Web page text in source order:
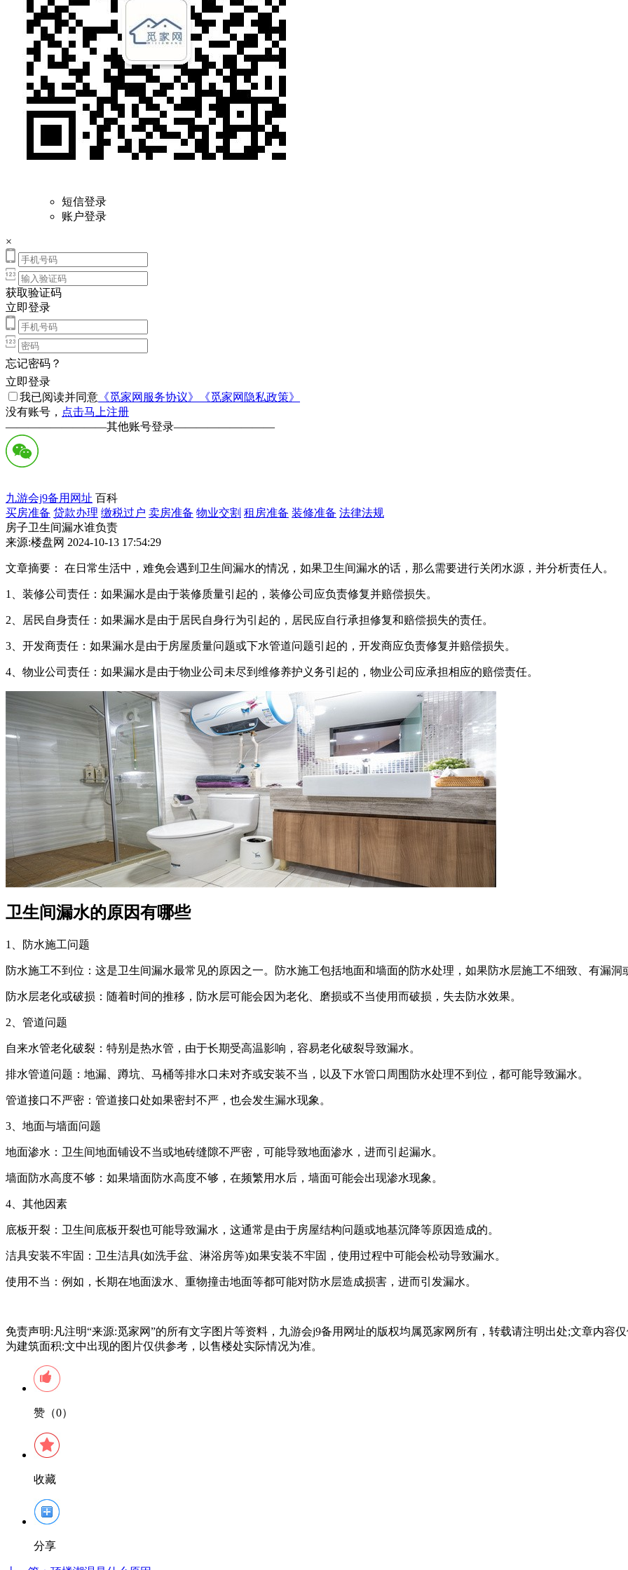
短信登录
账户登录
×
获取验证码
立即登录
忘记密码？
立即登录
我已阅读并同意 《觅家网服务协议》
《觅家网隐私政策》
没有账号， 点击马上注册
—————————其他账号登录—————————
九游会j9备用网址 百科
买房准备 贷款办理 缴税过户 卖房准备 物业交割 租房准备 装修准备 法律法规
房子卫生间漏水谁负责
来源:楼盘网 2024-10-13 17:54:29
文章摘要： 在日常生活中，难免会遇到卫生间漏水的情况，如果卫生间漏水的话，那么需要进行关闭水源，并分析责任人。
1、‌装修公司责任‌：如果漏水是由于装修质量引起的，装修公司应负责修复并赔偿损失。
‌2、居民自身责任‌：如果漏水是由于居民自身行为引起的，居民应自行承担修复和赔偿损失的责任。
‌3、开发商责任‌：如果漏水是由于房屋质量问题或下水管道问题引起的，开发商应负责修复并赔偿损失。
‌4、物业公司责任‌：如果漏水是由于物业公司未尽到维修养护义务引起的，物业公司应承担相应的赔偿责任。
卫生间漏水的原因有哪些
1、防水施工问题
防水施工不到位：这是卫生间漏水最常见的原因之一。防水施工包括地面和墙面的防水处理，如果防水层施工不细致、有漏
防水层老化或破损：随着时间的推移，防水层可能会因为老化、磨损或不当使用而破损，失去防水效果。
2、管道问题
自来水管老化破裂：特别是热水管，由于长期受高温影响，容易老化破裂导致漏水。
排水管道问题：地漏、蹲坑、马桶等排水口未对齐或安装不当，以及下水管口周围防水处理不到位，都可能导致漏水。
管道接口不严密：管道接口处如果密封不严，也会发生漏水现象。
3、地面与墙面问题
地面渗水：卫生间地面铺设不当或地砖缝隙不严密，可能导致地面渗水，进而引起漏水。
墙面防水高度不够：如果墙面防水高度不够，在频繁用水后，墙面可能会出现渗水现象。
4、其他因素
底板开裂：卫生间底板开裂也可能导致漏水，这通常是由于房屋结构问题或地基沉降等原因造成的。
洁具安装不牢固：卫生洁具(如洗手盆、淋浴房等)如果安装不牢固，使用过程中可能会松动导致漏水。
使用不当：例如，长期在地面泼水、重物撞击地面等都可能对防水层造成损害，进而引发漏水。
免责声明:凡注明“来源:觅家网”的所有文字图片等资料，九游会j9备用网址的版权均属觅家网所有，转载请注明出处;文章内容
为建筑面积:文中出现的图片仅供参考，以售楼处实际情况为准。
赞（0）
收藏
分享